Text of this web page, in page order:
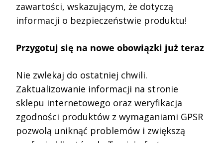
zawartości, wskazującym, że dotyczą
informacji o bezpieczeństwie produktu!
Przygotuj się na nowe obowiązki już teraz
Nie zwlekaj do ostatniej chwili.
Zaktualizowanie informacji na stronie
sklepu internetowego oraz weryfikacja
zgodności produktów z wymaganiami GPSR
pozwolą uniknąć problemów i zwiększą